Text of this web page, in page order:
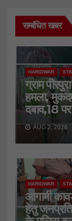
सम्बंधित खबर
HARIDWAR
ग्राम
हमला,
दबाव,18
AUG 2, 2026
HARIDWAR
आगामी
हेतु